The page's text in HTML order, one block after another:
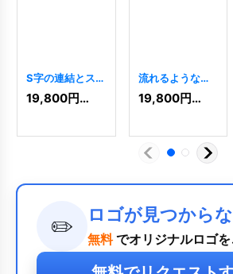
S字の連結とスピ
ードを表すロゴ
[9880 ]
19,800円(税込)
流れるようなW
字のダイナミッ
クロゴ [10229
19,800円(税込)
✏️ ロゴが見つから
無料 でオリジナルロゴを